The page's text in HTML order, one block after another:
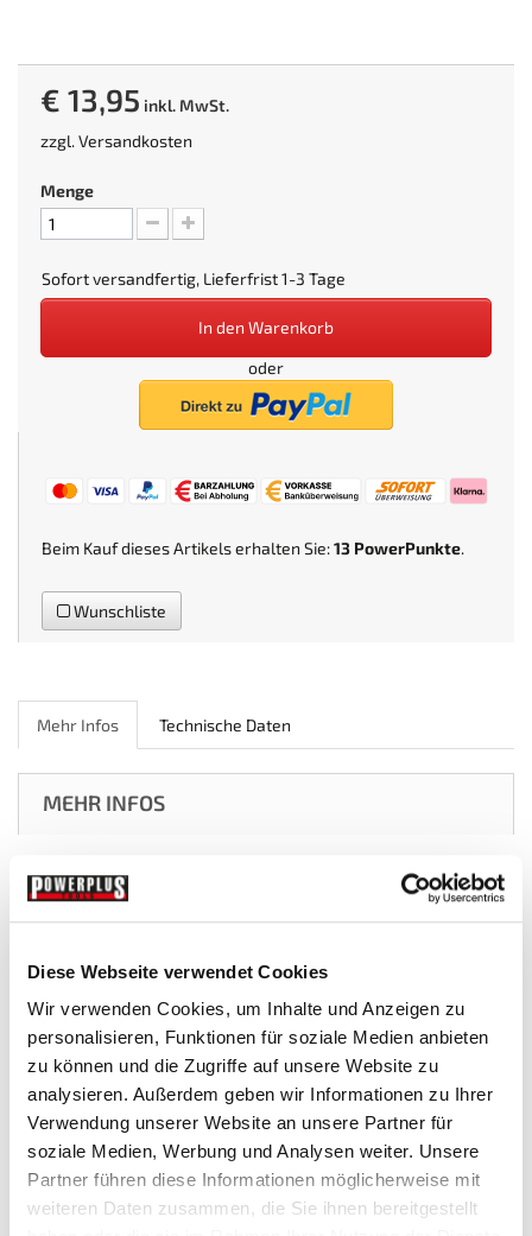
Diese Webseite verwendet Cookies
Wir verwenden Cookies, um Inhalte und Anzeigen zu
personalisieren, Funktionen für soziale Medien anbieten
zu können und die Zugriffe auf unsere Website zu
analysieren. Außerdem geben wir Informationen zu Ihrer
Verwendung unserer Website an unsere Partner für
soziale Medien, Werbung und Analysen weiter. Unsere
Partner führen diese Informationen möglicherweise mit
weiteren Daten zusammen, die Sie ihnen bereitgestellt
€ 13,95 inkl. MwSt.
zzgl.Versandkosten
Menge
Sofort versandfertig, Lieferfrist 1-3 Tage
In den Warenkorb
oder
Beim Kauf dieses Artikels erhalten Sie:13 PowerPunkte.
Wunschliste
Mehr Infos Technische Daten
MEHR INFOS
besteht aus Ethylen-Vinylacetat-
Schaumstoff – einem UV- und wetterbeständigen, flexiblen,
Bedruckung erleichtert die Organisation und den schnellen
Weitere Informationen:
Gesamtgewicht:440 g
Garantie:
Lebenslange Garantie* auf das Werkzeug
Preis: € 13,95 inkl. MwSt.
* Die lebenslange Garantie gilt bei sachgemäßer Nutzung
gemäß Verwendungszweck. Verschleißteile wie Bohrer,